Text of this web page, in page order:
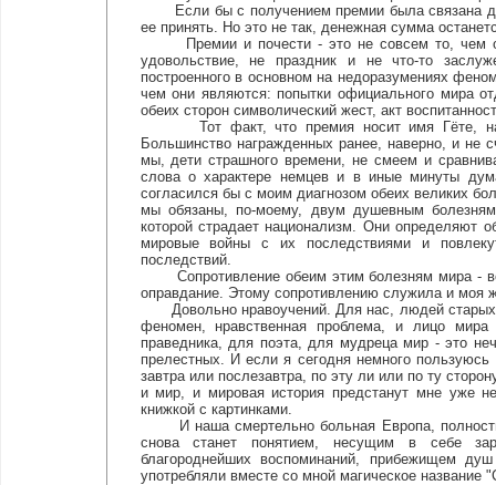
Если бы с получением премии была связана
ее принять. Но это не так, денежная сумма
Премии и почести - это не совсем то, чем
удовольствие, не праздник и не что-то
построенного в основном на недоразумениях
чем они являются: попытки официального мира
обеих сторон символический жест, акт
Тот факт, что премия носит имя Гёте,
Большинство награжденных ранее, наверно, и не
мы, дети страшного времени, не смеем и
слова о характере немцев и в иные минуты
согласился бы с моим диагнозом обеих великих
мы обязаны, по-моему, двум душевным
которой страдает национализм. Они определяют
мировые войны с их последствиями и
последствий.
Сопротивление обеим этим болезням мира -
оправдание. Этому сопротивлению служила и моя
Довольно нравоучений. Для нас, людей старых,
феномен, нравственная проблема, и лицо
праведника, для поэта, для мудреца мир - это
прелестных. И если я сегодня немного
завтра или послезавтра, по эту ли или по ту
и мир, и мировая история предстанут мне уже
книжкой с картинками.
И наша смертельно больная Европа,
снова станет понятием, несущим в себе
благороднейших воспоминаний, прибежищем
употребляли вместе со мной магическое название